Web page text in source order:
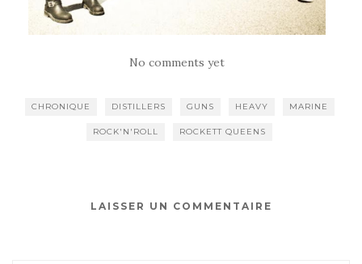
No comments yet
CHRONIQUE DISTILLERS GUNS HEAVY MARINE
ROCK'N'ROLL ROCKETT QUEENS
LAISSER UN COMMENTAIRE